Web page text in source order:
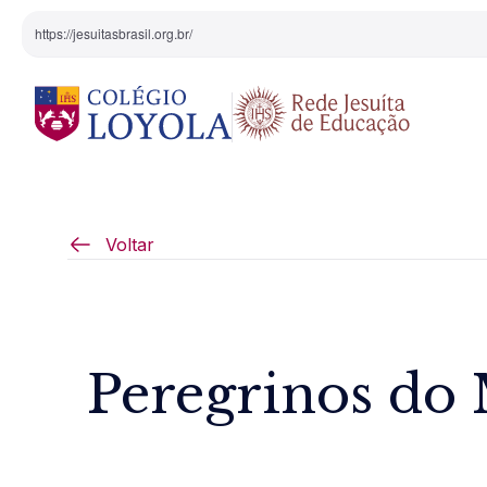
https://jesuitasbrasil.org.br/
Pedagogia Inaciana
Voltar
Peregrinos do